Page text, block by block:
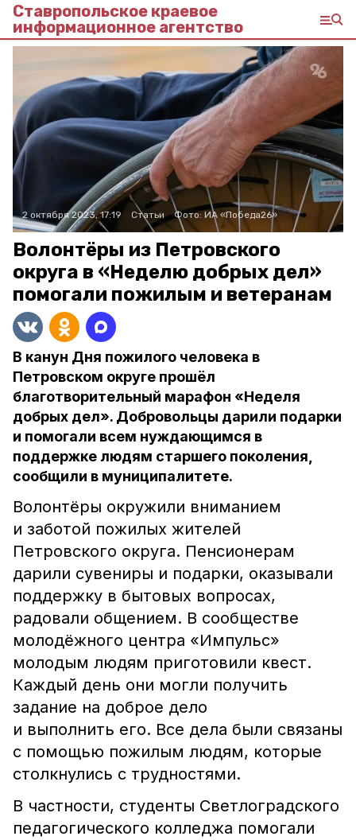
Ставропольское краевое
информационное агентство
2 октября 2023, 17:19 Статьи Фото: ИА «Победа26»
Волонтёры из Петровского
округа в «Неделю добрых дел»
помогали пожилым и ветеранам
В канун Дня пожилого человека в
Петровском округе прошёл
благотворительный марафон «Неделя
добрых дел». Добровольцы дарили подарки
и помогали всем нуждающимся в
поддержке людям старшего поколения,
сообщили в муниципалитете.
Волонтёры окружили вниманием
и заботой пожилых жителей
Петровского округа. Пенсионерам
дарили сувениры и подарки, оказывали
поддержку в бытовых вопросах,
радовали общением. В сообществе
молодёжного центра «Импульс»
молодым людям приготовили квест.
Каждый день они могли получить
задание на доброе дело
и выполнить его. Все дела были связаны
с помощью пожилым людям, которые
столкнулись с трудностями.
В частности, студенты Светлоградского
педагогического колледжа помогали